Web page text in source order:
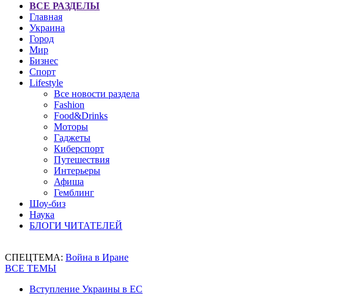
ВСЕ РАЗДЕЛЫ
Главная
Украина
Город
Мир
Бизнес
Спорт
Lifestyle
Все новости раздела
Fashion
Food&Drinks
Моторы
Гаджеты
Киберспорт
Путешествия
Интерьеры
Афиша
Гемблинг
Шоу-биз
Наука
БЛОГИ ЧИТАТЕЛЕЙ
СПЕЦТЕМА: Война в Иране
ВСЕ ТЕМЫ
Вступление Украины в ЕС